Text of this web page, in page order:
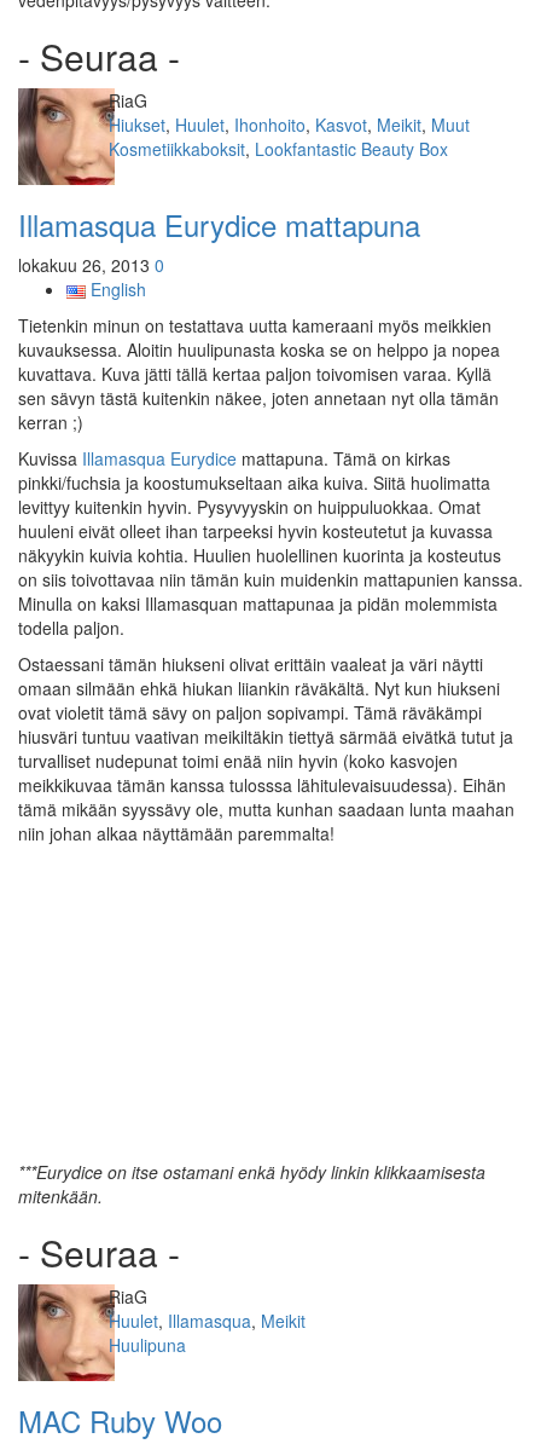
- Seuraa -
Kirjoittaja
RiaG
Kategoriat
Hiukset, Huulet, Ihonhoito, Kasvot, Meikit, Muut
Avainsanat
Kosmetiikkaboksit, Lookfantastic Beauty Box
Illamasqua Eurydice mattapuna
lokakuu 26, 2013 0
English
Tietenkin minun on testattava uutta kameraani myös meikkien
kuvauksessa. Aloitin huulipunasta koska se on helppo ja nopea
kuvattava. Kuva jätti tällä kertaa paljon toivomisen varaa. Kyllä
sen sävyn tästä kuitenkin näkee, joten annetaan nyt olla tämän
kerran ;)
Kuvissa Illamasqua Eurydice mattapuna. Tämä on kirkas
pinkki/fuchsia ja koostumukseltaan aika kuiva. Siitä huolimatta
levittyy kuitenkin hyvin. Pysyvyyskin on huippuluokkaa. Omat
huuleni eivät olleet ihan tarpeeksi hyvin kosteutetut ja kuvassa
näkyykin kuivia kohtia. Huulien huolellinen kuorinta ja kosteutus
on siis toivottavaa niin tämän kuin muidenkin mattapunien kanssa.
Minulla on kaksi Illamasquan mattapunaa ja pidän molemmista
todella paljon.
Ostaessani tämän hiukseni olivat erittäin vaaleat ja väri näytti
omaan silmään ehkä hiukan liiankin räväkältä. Nyt kun hiukseni
ovat violetit tämä sävy on paljon sopivampi. Tämä räväkämpi
hiusväri tuntuu vaativan meikiltäkin tiettyä särmää eivätkä tutut ja
turvalliset nudepunat toimi enää niin hyvin (koko kasvojen
meikkikuvaa tämän kanssa tulosssa lähitulevaisuudessa). Eihän
tämä mikään syyssävy ole, mutta kunhan saadaan lunta maahan
niin johan alkaa näyttämään paremmalta!
***Eurydice on itse ostamani enkä hyödy linkin klikkaamisesta
mitenkään.
- Seuraa -
Kirjoittaja
RiaG
Kategoriat
Huulet, Illamasqua, Meikit
Avainsanat
Huulipuna
MAC Ruby Woo